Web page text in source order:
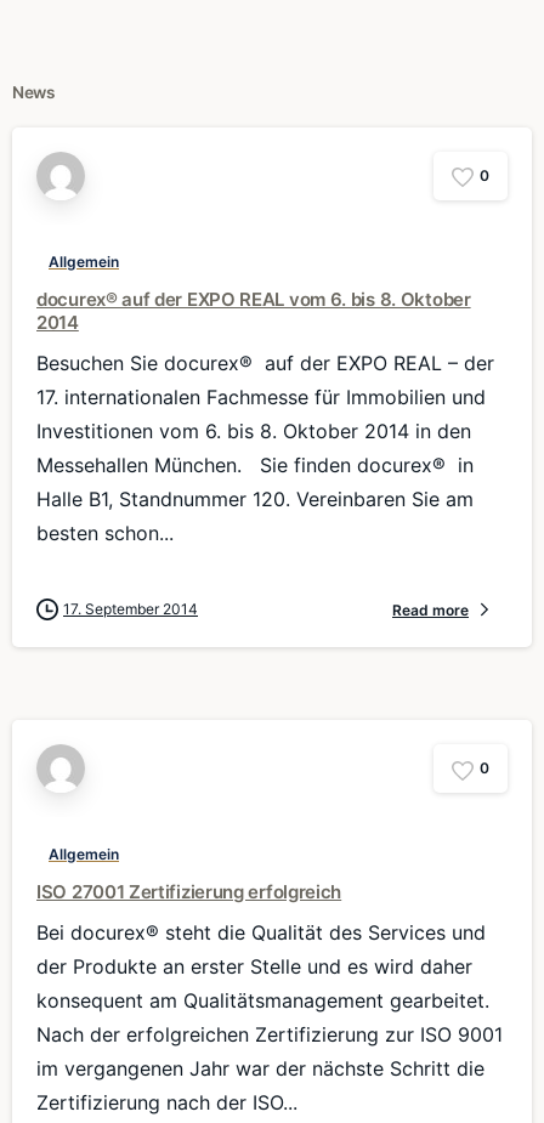
News
0
Allgemein
docurex® auf der EXPO REAL vom 6. bis 8. Oktober
2014
Besuchen Sie docurex® auf der EXPO REAL – der
17. internationalen Fachmesse für Immobilien und
Investitionen vom 6. bis 8. Oktober 2014 in den
Messehallen München. Sie finden docurex® in
Halle B1, Standnummer 120. Vereinbaren Sie am
besten schon...
17. September 2014 Read more
0
Allgemein
ISO 27001 Zertifizierung erfolgreich
Bei docurex® steht die Qualität des Services und
der Produkte an erster Stelle und es wird daher
konsequent am Qualitätsmanagement gearbeitet.
Nach der erfolgreichen Zertifizierung zur ISO 9001
im vergangenen Jahr war der nächste Schritt die
Zertifizierung nach der ISO...